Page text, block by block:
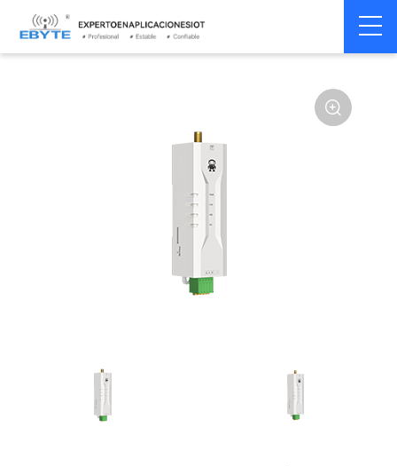
Home > Módem >
inalámbrico
